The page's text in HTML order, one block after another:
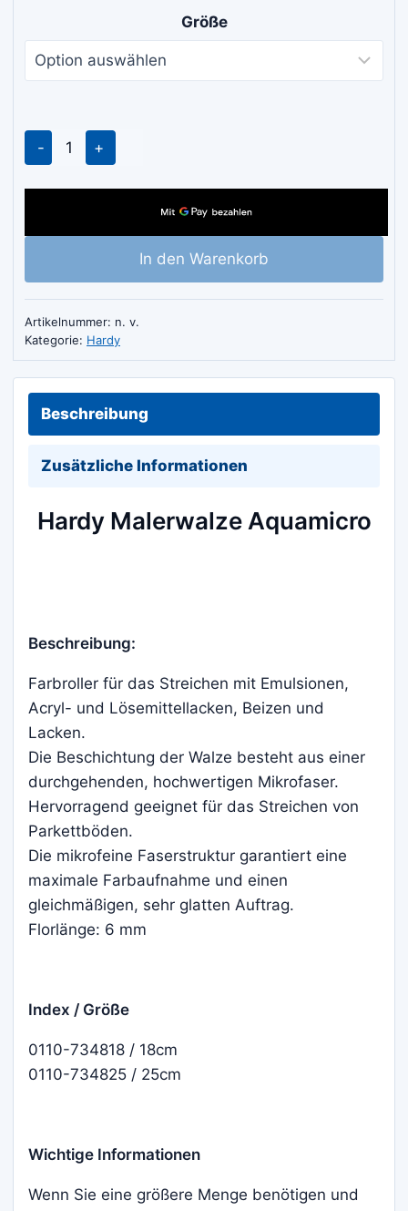
€ 4.20
Größe
Hardy
Malerwalze
Aquamicro
In den Warenkorb
Artikelnummer: n. v.
Kategorie: Hardy
Beschreibung
Zusätzliche Informationen
Hardy Malerwalze Aquamicro
Beschreibung:
Farbroller für das Streichen mit Emulsionen,
Acryl- und Lösemittellacken, Beizen und
Lacken.
Die Beschichtung der Walze besteht aus einer
durchgehenden, hochwertigen Mikrofaser.
Hervorragend geeignet für das Streichen von
Parkettböden.
Die mikrofeine Faserstruktur garantiert eine
maximale Farbaufnahme und einen
gleichmäßigen, sehr glatten Auftrag.
Florlänge: 6 mm
Index / Größe
0110-734818 / 18cm
0110-734825 / 25cm
Wichtige Informationen
Wenn Sie eine größere Menge benötigen und